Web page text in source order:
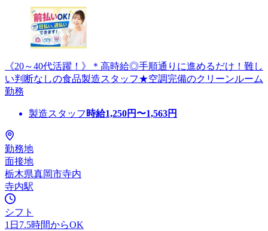
《20～40代活躍！》＊高時給◎手順通りに進めるだけ！難し
い判断なしの食品製造スタッフ★空調完備のクリーンルーム
勤務
製造スタッフ 時給1,250円〜1,563円
勤務地
面接地
栃木県真岡市寺内
寺内駅
シフト
1日7.5時間からOK